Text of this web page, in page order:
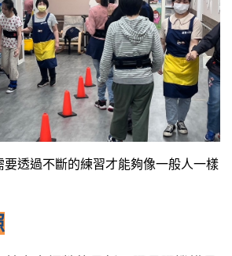
透過不斷的練習才能夠像一般人一樣